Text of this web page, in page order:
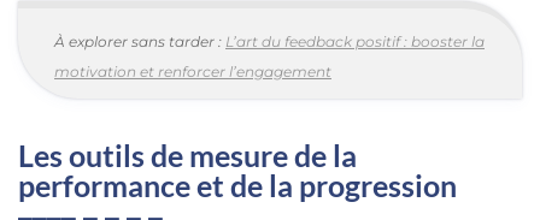
À explorer sans tarder : L’art du feedback positif : booster la
motivation et renforcer l’engagement
Les outils de mesure de la
performance et de la progression